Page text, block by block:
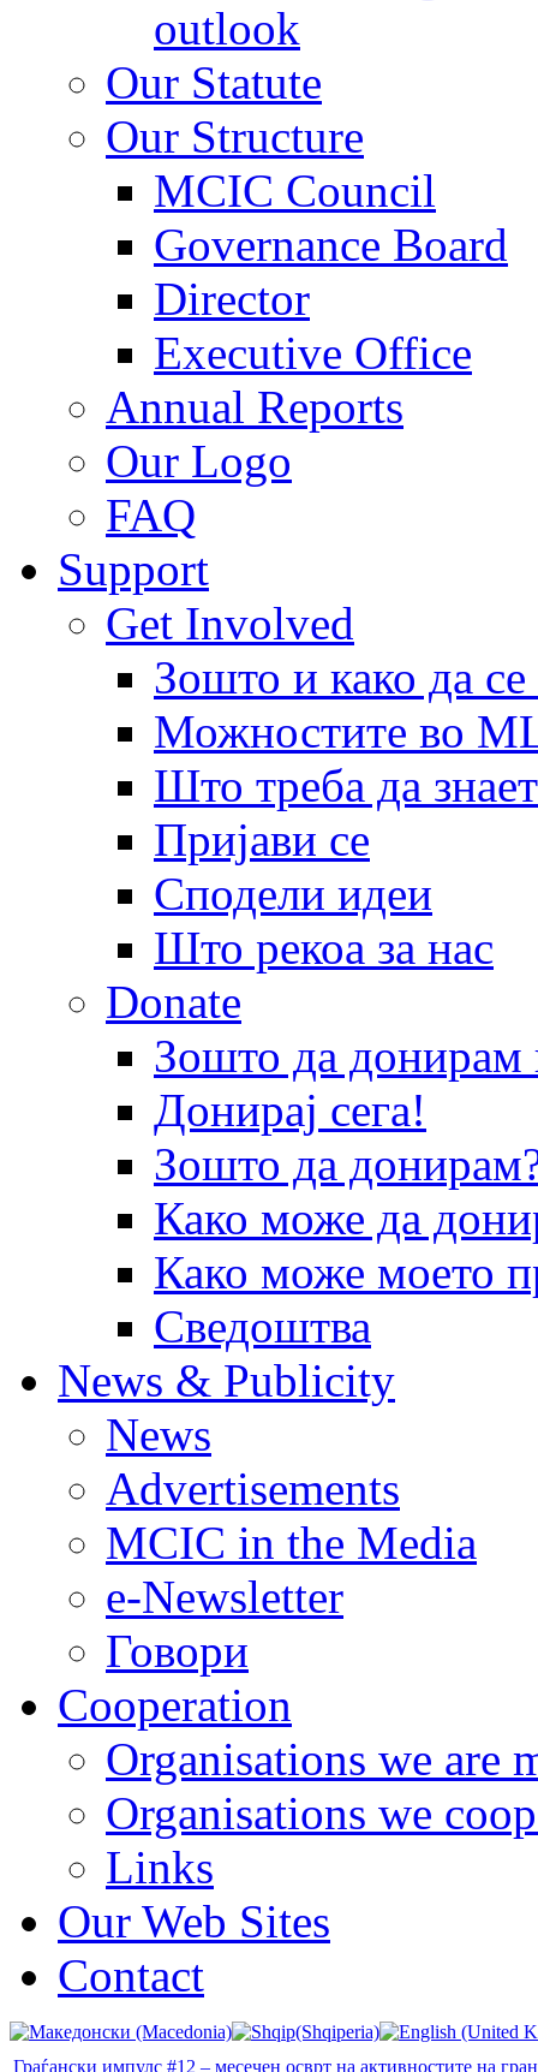
outlook
Our Statute
Our Structure
MCIC Council
Governance Board
Director
Executive Office
Annual Reports
Our Logo
FAQ
Support
Get Involved
Зошто и како да
Можностите во
Што треба да
Пријави се
Сподели идеи
Што рекоа за нас
Donate
Зошто да
Донирај сега!
Зошто да
Како може да
Како може моето
Сведоштва
News & Publicity
News
Advertisements
MCIC in the Media
e-Newsletter
Говори
Cooperation
Organisations we are
Organisations we
Links
Our Web Sites
Contact
Граѓански импулс #12 – месечен осврт на активностите на